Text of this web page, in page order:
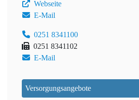
Webseite
E-Mail
0251 8341100
0251 8341102
E-Mail
Versorgungsangebote